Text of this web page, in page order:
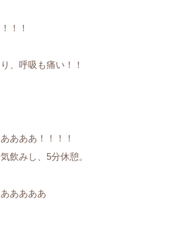
！！
、呼吸も痛い！！
あああ！！！！
飲みし、5分休憩。
ああああ